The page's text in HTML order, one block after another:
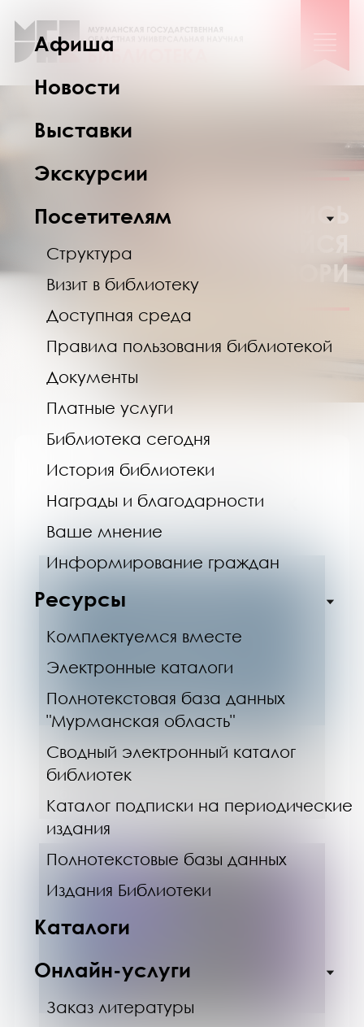
Афиша
Новости
Выставки
Экскурсии
Посетителям
Структура
Визит в библиотеку
Доступная среда
Правила пользования библиотекой
Документы
Платные услуги
Библиотека сегодня
История библиотеки
Награды и благодарности
Ваше мнение
Информирование граждан
Ресурсы
Комплектуемся вместе
Электронные каталоги
Полнотекстовая база данных
"Мурманская область"
Сводный электронный каталог
библиотек
Каталог подписки на периодические
издания
Полнотекстовые базы данных
Издания Библиотеки
Каталоги
Онлайн-услуги
Заказ литературы
УЧИСЬ
ТВОРИ
Узнать о событиях
Просим вас оценить работу
Мурманской областной научной